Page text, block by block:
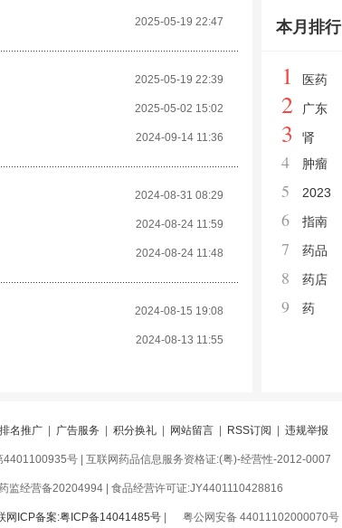
2025-05-19 22:47
2025-05-19 22:39
2025-05-02 15:02
2024-09-14 11:36
2024-08-31 08:29
2024-08-24 11:59
2024-08-24 11:48
2024-08-15 19:08
2024-08-13 11:55
本月排行
1 医药
2 广东
3 肾
4 肿瘤
5 2023
6 指南
7 药品
8 药店
9 药
排名推广 广告服务 积分换礼 网站留言 RSS订阅 违规举报
号 | 互联网药品信息服务资格证:(粤)-经营性-2012-0007
监经营备20204994 | 食品经营许可证:JY4401110428816
网ICP备案:粤ICP备14041485号| 粤公网安备 44011102000070号